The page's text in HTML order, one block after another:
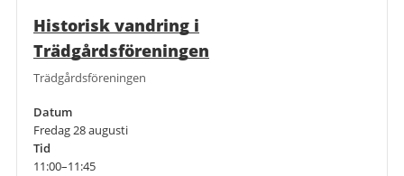
Historisk vandring i
Trädgårdsföreningen
Trädgårdsföreningen
Datum
Fredag 28 augusti
Tid
11:00–11:45